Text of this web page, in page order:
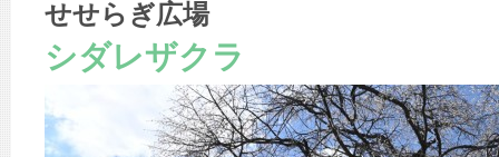
せせらぎ広場
シダレザクラ